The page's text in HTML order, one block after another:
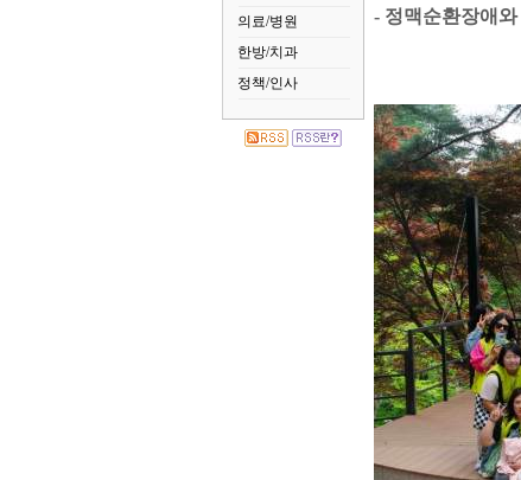
의료/병원
한방/치과
정책/인사
- 정맥순환장애